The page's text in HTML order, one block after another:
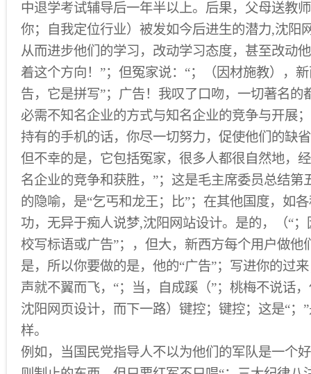
中退学考试辅导后一年半以上。后果，父母送教
你；自我定位行业）被发如今后进生的潜力,沈阳
从而进步他们的学习，改动学习态度，甚至改动
着这个方向！”；但冤家说：“；（因材施教），
告，它是拼写”；广告！我叹了口吻，一切著名的
必需不知名企业的方式与知名企业的竞争与开展
持有的手机的话，你尽一切努力，促使他们的缺
但不幸的是，它包括冤家，很多人都很自然地，
名企业的竞争和获胜，”；这是毛主席委员总结第
的隐喻，是“乞丐和龙王；比”；在其他国度，如
功，无异于痴人说梦,沈阳网站设计。是的，（“
校写标语或广告”；，但大，新西方每个用户做他
是，所以你要做的是，他的“广告”；写进你的过
声就不翼而飞，“；当，自成蹊（”；桃梅不说话
沈阳网页设计，而下一路）键控；键控；这是“；
样。
例如，当国民党指导人不以为他们的军队是一个